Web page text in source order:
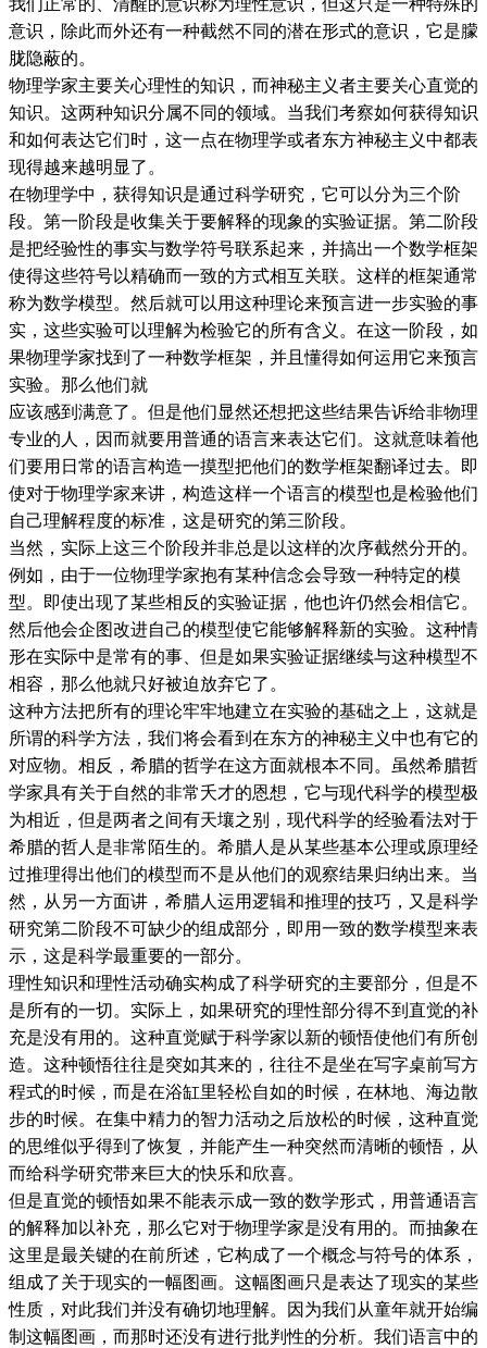
我们正常的、清醒的意识称为理性意识，但这只是一种特殊的
意识，除此而外还有一种截然不同的潜在形式的意识，它是朦
胧隐蔽的。
物理学家主要关心理性的知识，而神秘主义者主要关心直觉的
知识。这两种知识分属不同的领域。当我们考察如何获得知识
和如何表达它们时，这一点在物理学或者东方神秘主义中都表
现得越来越明显了。
在物理学中，获得知识是通过科学研究，它可以分为三个阶
段。第一阶段是收集关于要解释的现象的实验证据。第二阶段
是把经验性的事实与数学符号联系起来，并搞出一个数学框架
使得这些符号以精确而一致的方式相互关联。这样的框架通常
称为数学模型。然后就可以用这种理论来预言进一步实验的事
实，这些实验可以理解为检验它的所有含义。在这一阶段，如
果物理学家找到了一种数学框架，并且懂得如何运用它来预言
实验。那么他们就
应该感到满意了。但是他们显然还想把这些结果告诉给非物理
专业的人，因而就要用普通的语言来表达它们。这就意味着他
们要用日常的语言构造一摸型把他们的数学框架翻译过去。即
使对于物理学家来讲，构造这样一个语言的模型也是检验他们
自己理解程度的标准，这是研究的第三阶段。
当然，实际上这三个阶段并非总是以这样的次序截然分开的。
例如，由于一位物理学家抱有某种信念会导致一种特定的模
型。即使出现了某些相反的实验证据，他也许仍然会相信它。
然后他会企图改进自己的模型使它能够解释新的实验。这种情
形在实际中是常有的事、但是如果实验证据继续与这种模型不
相容，那么他就只好被迫放弃它了。
这种方法把所有的理论牢牢地建立在实验的基础之上，这就是
所谓的科学方法，我们将会看到在东方的神秘主义中也有它的
对应物。相反，希腊的哲学在这方面就根本不同。虽然希腊哲
学家具有关于自然的非常夭才的恩想，它与现代科学的模型极
为相近，但是两者之间有天壤之别，现代科学的经验看法对于
希腊的哲人是非常陌生的。希腊人是从某些基本公理或原理经
过推理得出他们的模型而不是从他们的观察结果归纳出来。当
然，从另一方面讲，希腊人运用逻辑和推理的技巧，又是科学
研究第二阶段不可缺少的组成部分，即用一致的数学模型来表
示，这是科学最重要的一部分。
理性知识和理性活动确实构成了科学研究的主要部分，但是不
是所有的一切。实际上，如果研究的理性部分得不到直觉的补
充是没有用的。这种直觉赋于科学家以新的顿悟使他们有所创
造。这种顿悟往往是突如其来的，往往不是坐在写字桌前写方
程式的时候，而是在浴缸里轻松自如的时候，在林地、海边散
步的时候。在集中精力的智力活动之后放松的时候，这种直觉
的思维似乎得到了恢复，并能产生一种突然而清晰的顿悟，从
而给科学研究带来巨大的快乐和欣喜。
但是直觉的顿悟如果不能表示成一致的数学形式，用普通语言
的解释加以补充，那么它对于物理学家是没有用的。而抽象在
这里是最关键的在前所述，它构成了一个概念与符号的体系，
组成了关于现实的一幅图画。这幅图画只是表达了现实的某些
性质，对此我们并没有确切地理解。因为我们从童年就开始编
制这幅图画，而那时还没有进行批判性的分析。我们语言中的